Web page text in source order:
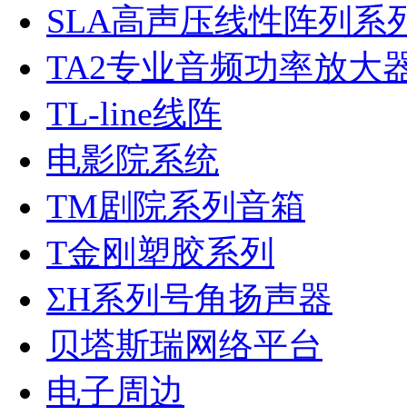
SLA高声压线性阵列系
TA2专业音频功率放大
TL-line线阵
电影院系统
TM剧院系列音箱
T金刚塑胶系列
ΣH系列号角扬声器
贝塔斯瑞网络平台
电子周边